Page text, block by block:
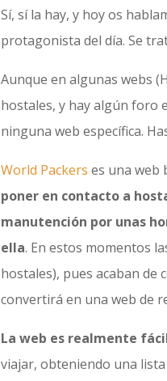
Sí, sí la hay, y hoy os
protagonista del día. Se
Aunque en algunas webs
hostales, y hay algún foro
ninguna web específica.
World Packers es una web
poner en contacto a
manutención por unas
ella. En estos momentos
hostales), pues acaban
convertirá en una web de
La web es realmente
viajar, obteniendo una